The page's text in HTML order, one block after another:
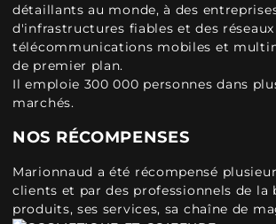
détaillants au monde, à des
d'infrastructures fiables et des réseaux
télécommunications mobiles et
de premier plan.
Il emploie 300 000 personnes dans
marchés.
NOS RÉCOMPENSES
Marionnaud a été récompensé
clients et par des professionnels de la
produits, ses services, sa chaîne de